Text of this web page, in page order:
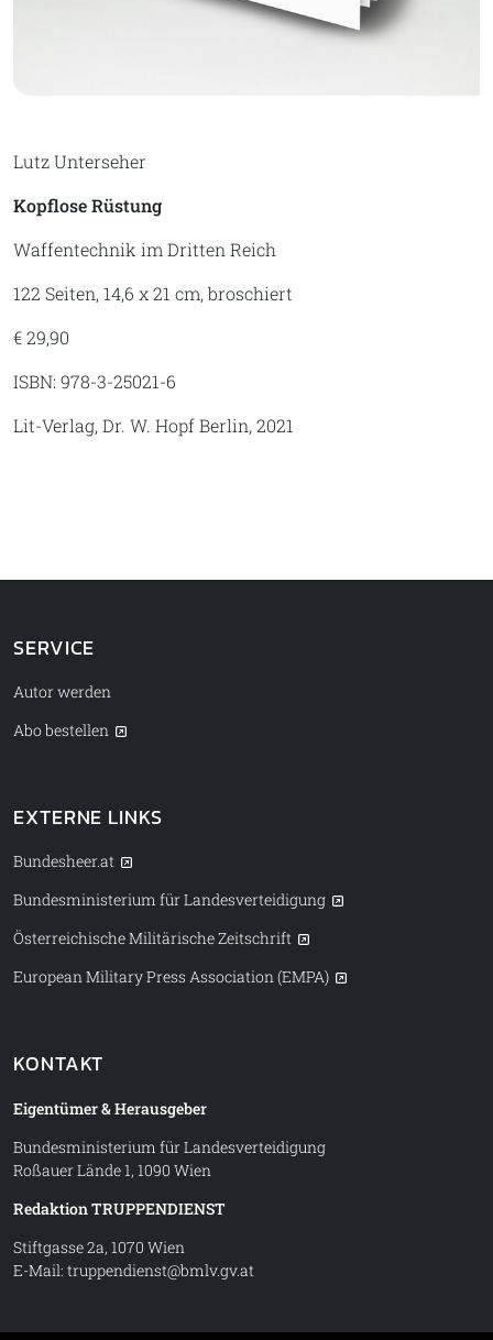
Lutz Unterseher
Kopflose Rüstung
Waffentechnik im Dritten Reich
122 Seiten, 14,6 x 21 cm, broschiert
€ 29,90
ISBN: 978-3-25021-6
Lit-Verlag, Dr. W. Hopf Berlin, 2021
SERVICE
Autor werden
Abo bestellen
EXTERNE LINKS
Bundesheer.at
Bundesministerium für Landesverteidigung
Österreichische Militärische Zeitschrift
European Military Press Association (EMPA)
KONTAKT
Eigentümer & Herausgeber
Bundesministerium für Landesverteidigung
Roßauer Lände 1, 1090 Wien
Redaktion TRUPPENDIENST
Stiftgasse 2a, 1070 Wien
E-Mail: truppendienst@bmlv.gv.at